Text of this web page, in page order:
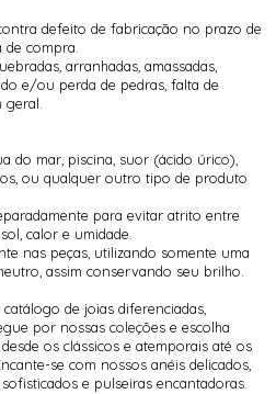
defeito de fabricação no prazo de
de compra.
arranhadas, amassadas,
e/ou perda de pedras, falta de
geral.
do mar, piscina, suor (ácido úrico),
ou qualquer outro tipo de produto
para evitar atrito entre
calor e umidade.
nas peças, utilizando somente uma
assim conservando seu brilho.
de joias diferenciadas,
por nossas coleções e escolha
os clássicos e atemporais até os
se com nossos anéis delicados,
e pulseiras encantadoras.